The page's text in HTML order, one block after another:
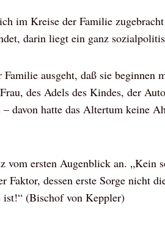
im Kreise der Familie
darin liegt ein ganz
ausgeht, daß sie beginnen
des Adels des Kindes, der
davon hatte das Altertum keine
vom ersten Augenblick an. „Kein
Faktor, dessen erste Sorge nicht
(Bischof von Keppler)